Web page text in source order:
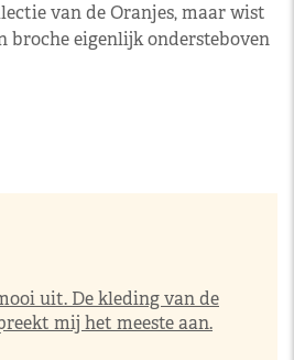
van de Oranjes, maar wist
broche eigenlijk ondersteboven
uit. De kleding van de
mij het meeste aan.